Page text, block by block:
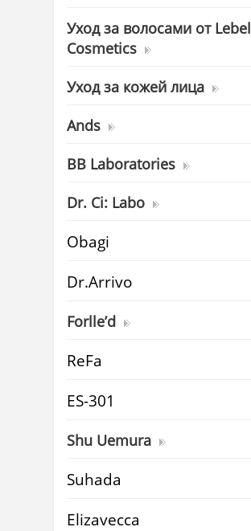
Уход за волосами от Lebel
Cosmetics
Уход за кожей лица
Ands
BB Laboratories
Dr. Ci: Labo
Obagi
Dr.Arrivo
Forlle’d
ReFa
ES-301
Shu Uemura
Suhada
Elizavecca